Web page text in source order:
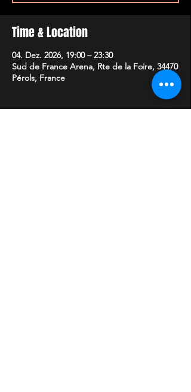
Time & Location
04. Dez. 2026, 19:00 – 23:30
Sud de France Arena, Rte de la Foire, 34470
Pérols, France